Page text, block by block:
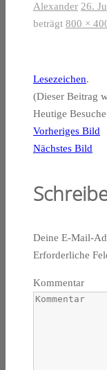
Alexander 26.
beträgt 800 ×
Lesezeichen.
(Dieser Beitrag
Heutige
Vorheriges Bild
Nächstes Bild
Deine E-Mail-
Erforderliche
Kommentar